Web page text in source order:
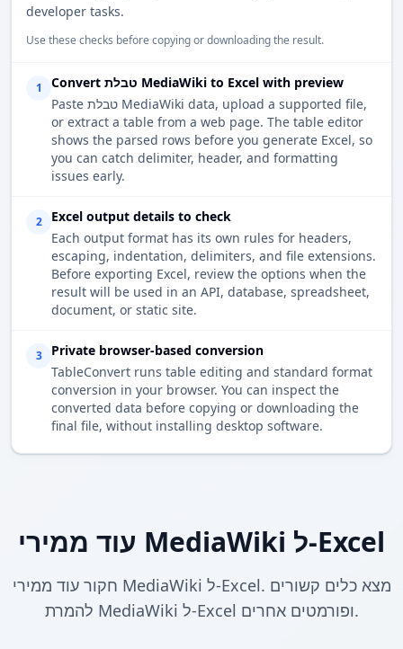
developer tasks.
Use these checks before copying or downloading the result.
1
Convert טבלת MediaWiki to Excel with preview
Paste טבלת MediaWiki data, upload a supported file,
or extract a table from a web page. The table editor
shows the parsed rows before you generate Excel, so
you can catch delimiter, header, and formatting
issues early.
2
Excel output details to check
Each output format has its own rules for headers,
escaping, indentation, delimiters, and file extensions.
Before exporting Excel, review the options when the
result will be used in an API, database, spreadsheet,
document, or static site.
3
Private browser-based conversion
TableConvert runs table editing and standard format
conversion in your browser. You can inspect the
converted data before copying or downloading the
final file, without installing desktop software.
עוד ממירי MediaWiki ל-Excel
חקור עוד ממירי MediaWiki ל-Excel. מצא כלים קשורים
להמרת MediaWiki ל-Excel ופורמטים אחרים.